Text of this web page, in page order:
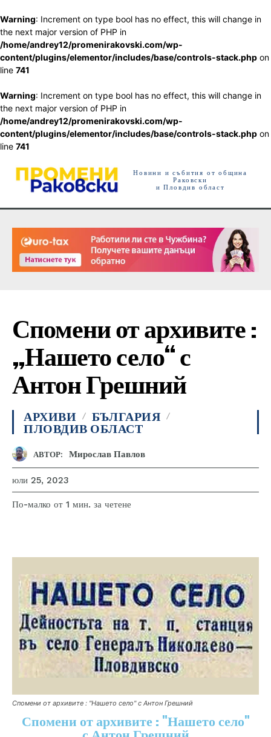
Warning: Increment on type bool has no effect, this will change in
the next major version of PHP in
/home/andrey12/promenirakovski.com/wp-
content/plugins/elementor/includes/base/controls-stack.php on
line 741
Warning: Increment on type bool has no effect, this will change in
the next major version of PHP in
/home/andrey12/promenirakovski.com/wp-
content/plugins/elementor/includes/base/controls-stack.php on
line 741
Новини и събития от община
Раковски
и Пловдив област
Спомени от архивите :
„Нашето село“ с
Антон Грешний
АРХИВИ
БЪЛГАРИЯ
ПЛОВДИВ ОБЛАСТ
АВТОР: Мирослав Павлов
юли 25, 2023
По-малко от 1 мин. за четене
Спомени от архивите : "Нашето село" с Антон Грешний
Спомени от архивите : "Нашето село"